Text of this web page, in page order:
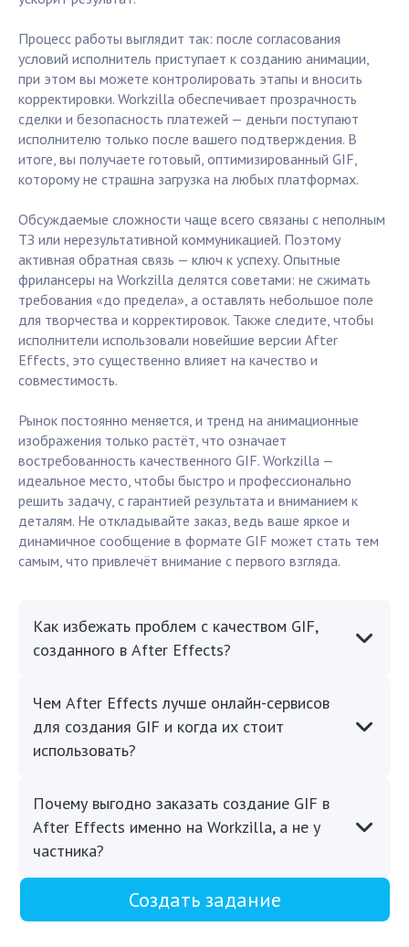
Процесс работы выглядит так: после согласования
условий исполнитель приступает к созданию анимации,
при этом вы можете контролировать этапы и вносить
корректировки. Workzilla обеспечивает прозрачность
сделки и безопасность платежей — деньги поступают
исполнителю только после вашего подтверждения. В
итоге, вы получаете готовый, оптимизированный GIF,
которому не страшна загрузка на любых платформах.
Обсуждаемые сложности чаще всего связаны с неполным
ТЗ или нерезультативной коммуникацией. Поэтому
активная обратная связь — ключ к успеху. Опытные
фрилансеры на Workzilla делятся советами: не сжимать
требования «до предела», а оставлять небольшое поле
для творчества и корректировок. Также следите, чтобы
исполнители использовали новейшие версии After
Effects, это существенно влияет на качество и
совместимость.
Рынок постоянно меняется, и тренд на анимационные
изображения только растёт, что означает
востребованность качественного GIF. Workzilla —
идеальное место, чтобы быстро и профессионально
решить задачу, с гарантией результата и вниманием к
деталям. Не откладывайте заказ, ведь ваше яркое и
динамичное сообщение в формате GIF может стать тем
самым, что привлечёт внимание с первого взгляда.
Как избежать проблем с качеством GIF,
созданного в After Effects?
Чем After Effects лучше онлайн-сервисов
для создания GIF и когда их стоит
использовать?
Почему выгодно заказать создание GIF в
After Effects именно на Workzilla, а не у
частника?
Создать задание